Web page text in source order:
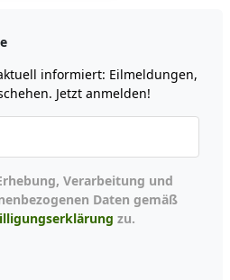
informiert: Eilmeldungen,
Jetzt anmelden!
Daten gemäß
zu.